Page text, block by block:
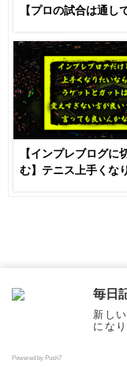
【プロの試合は通し
【インプレブログに
む】テニス上手くな
毎日
新し
にな
Powered by Push7